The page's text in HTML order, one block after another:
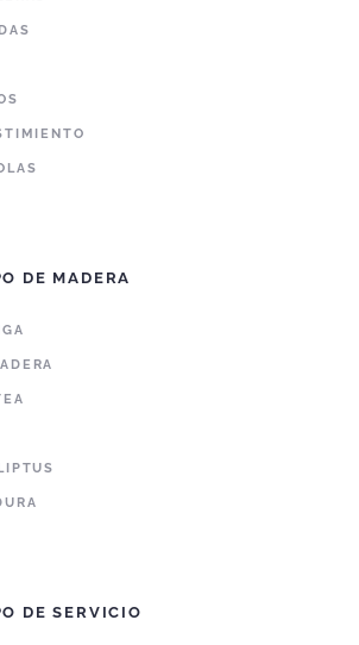
DE MADERA
DE SERVICIO